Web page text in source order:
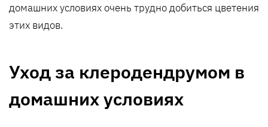
домашних условиях очень трудно добиться цветения
этих видов.
Уход за клеродендрумом в
домашних условиях